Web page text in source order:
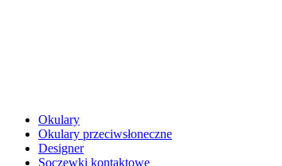
Okulary
Okulary przeciwsłoneczne
Designer
Soczewki kontaktowe